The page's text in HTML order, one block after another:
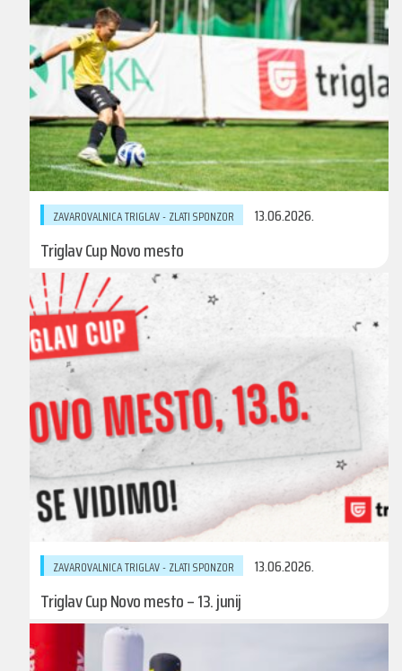
ZAVAROVALNICA TRIGLAV - ZLATI SPONZOR 13.06.2026.
Triglav Cup Novo mesto
ZAVAROVALNICA TRIGLAV - ZLATI SPONZOR 13.06.2026.
Triglav Cup Novo mesto – 13. junij